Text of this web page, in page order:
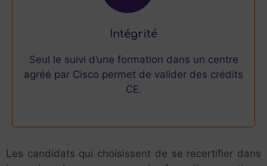
Intégrité
Seul le suivi d’une formation dans un centre
agréé par Cisco permet de valider des crédits
CE.
Les candidats qui choisissent de se recertifier dans